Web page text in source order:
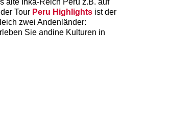
alte Inka-Reich Peru z.B. auf
Tour Peru Highlights ist der
zwei Andenländer:
Sie andine Kulturen in